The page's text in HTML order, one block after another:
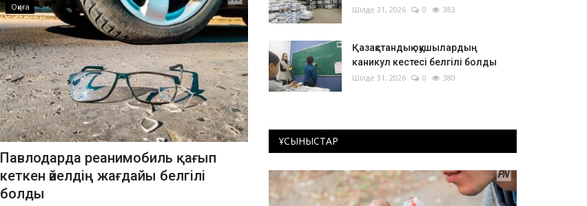
Оқиға
Павлодарда реанимобиль қағып
кеткен әйелдің жағдайы белгілі
болды
Шілде 31, 2026 0 383
Қазақстандық оқушылардың
каникул кестесі белгілі болды
Шілде 31, 2026 0 380
ҰСЫНЫСТАР